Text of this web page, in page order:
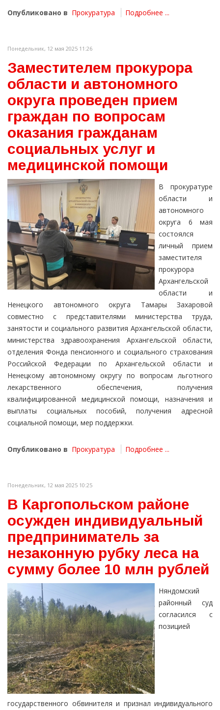
Опубликовано в Прокуратура Подробнее ...
Понедельник, 12 мая 2025 11:26
Заместителем прокурора
области и автономного
округа проведен прием
граждан по вопросам
оказания гражданам
социальных услуг и
медицинской помощи
В прокуратуре
области и
автономного
округа 6 мая
состоялся
личный прием
заместителя
прокурора
Архангельской
области и
Ненецкого автономного округа Тамары Захаровой
совместно с представителями министерства труда,
занятости и социального развития Архангельской области,
министерства здравоохранения Архангельской области,
отделения Фонда пенсионного и социального страхования
Российской Федерации по Архангельской области и
Ненецкому автономному округу по вопросам льготного
лекарственного обеспечения, получения
квалифицированной медицинской помощи, назначения и
выплаты социальных пособий, получения адресной
социальной помощи, мер поддержки.
Опубликовано в Прокуратура Подробнее ...
Понедельник, 12 мая 2025 10:25
В Каргопольском районе
осужден индивидуальный
предприниматель за
незаконную рубку леса на
сумму более 10 млн рублей
Няндомский
районный суд
согласился с
позицией
государственного обвинителя и признал индивидуального